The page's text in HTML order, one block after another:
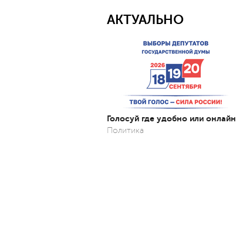
АКТУАЛЬНО
Голосуй где удобно или онлайн
Политика